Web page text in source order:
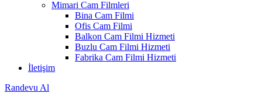
Mimari Cam Filmleri
Bina Cam Filmi
Ofis Cam Filmi
Balkon Cam Filmi Hizmeti
Buzlu Cam Filmi Hizmeti
Fabrika Cam Filmi Hizmeti
İletişim
Randevu Al